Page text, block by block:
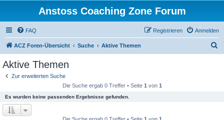
Anstoss Coaching Zone Forum
FAQ Anmelden
Registrieren
ACZ Foren-Übersicht Suche Aktive Themen
Aktive Themen
Zur erweiterten Suche
Die Suche ergab 0 Treffer • Seite 1 von 1
Es wurden keine passenden Ergebnisse gefunden.
Die Suche ergab 0 Treffer • Seite 1 von 1